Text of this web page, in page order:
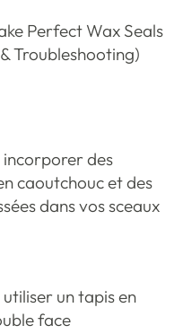
Perfect Wax Seals
Troubleshooting)
des
caoutchouc et des
dans vos sceaux
un tapis en
face